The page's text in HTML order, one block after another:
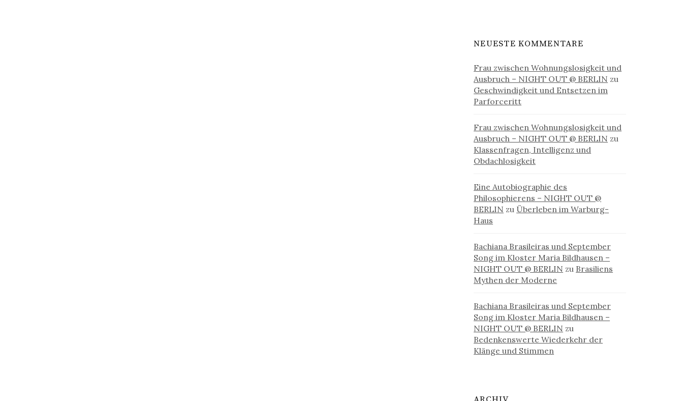
NEUESTE KOMMENTARE
Frau zwischen Wohnungslosigkeit und
Ausbruch – NIGHT OUT @ BERLIN zu
Geschwindigkeit und Entsetzen im
Parforceritt
Frau zwischen Wohnungslosigkeit und
Ausbruch – NIGHT OUT @ BERLIN zu
Klassenfragen, Intelligenz und
Obdachlosigkeit
Eine Autobiographie des
Philosophierens – NIGHT OUT @
BERLIN zu Überleben im Warburg-
Haus
Bachiana Brasileiras und September
Song im Kloster Maria Bildhausen –
NIGHT OUT @ BERLIN zu Brasiliens
Mythen der Moderne
Bachiana Brasileiras und September
Song im Kloster Maria Bildhausen –
NIGHT OUT @ BERLIN zu
Bedenkenswerte Wiederkehr der
Klänge und Stimmen